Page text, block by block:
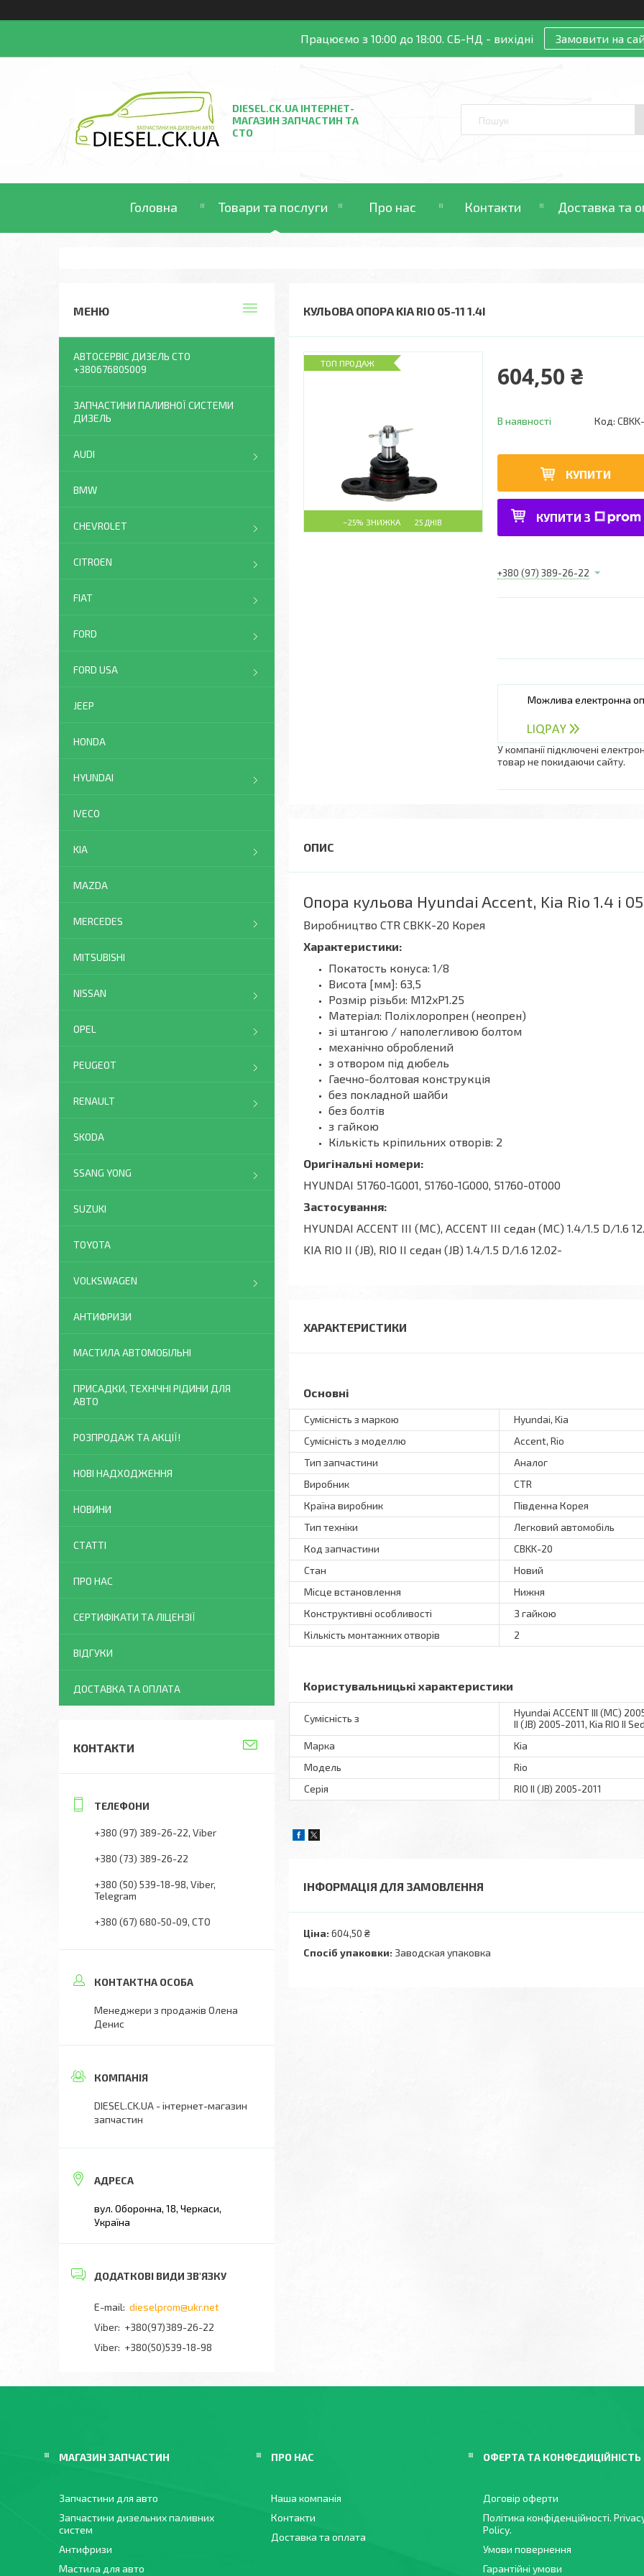
Працюємо з 10:00 до 18:00. СБ-НД - вихідні Замовити на
DIESEL.CK.UA ІНТЕРНЕТ-
МАГАЗИН ЗАПЧАСТИН ТА
СТО
Головна Товари та послуги Про нас Контакти Доставка та
КУЛЬОВА ОПОРА KIA RIO 05-11 1.4I
–25% 25 ДНІВ
ТОП ПРОДАЖ 604,50 ₴
В наявності Код:
КУПИТИ
КУПИТИ З
+380 (97) 389-26-22
У компанії підключені
товар не покидаючи сайту.
Опора кульова Hyundai Accent, Kia Rio 1.4 i
Виробництво CTR CBKK-20 Корея
Характеристики:
Покатость конуса: 1/8
Висота [мм]: 63,5
Розмір різьби: M12xP1.25
Матеріал: Поліхлоропрен (неопрен)
зі штангою / наполегливою болтом
механічно оброблений
з отвором під дюбель
Гаечно-болтовая конструкція
без покладной шайби
без болтів
з гайкою
Кількість кріпильних отворів: 2
Оригінальні номери:
HYUNDAI 51760-1G001, 51760-1G000, 51760-0T000
Застосування:
HYUNDAI ACCENT III (MC), ACCENT III седан (MC) 1.4/1.5 D/1.6
KIA RIO II (JB), RIO II седан (JB) 1.4/1.5 D/1.6 12.02-
ХАРАКТЕРИСТИКИ
Основні
Сумісність з маркою
Hyundai, Kia
Сумісність з моделлю
Accent, Rio
Тип запчастини
Аналог
Виробник
CTR
Країна виробник
Південна Корея
Тип техніки
Легковий автомобіль
Код запчастини
CBKK-20
Стан
Новий
Місце встановлення
Нижня
Конструктивні особливості
З гайкою
Кількість монтажних отворів
2
Користувальницькі характеристики
Сумісність з
Hyundai ACCENT III (MC)
II (JB) 2005-2011, Kia RIO II
Марка
Kia
Модель
Rio
Серія
RIO II (JB) 2005-2011
ІНФОРМАЦІЯ ДЛЯ ЗАМОВЛЕННЯ
Ціна: 604,50 ₴
Спосіб упаковки: Заводская упаковка
АВТОСЕРВІС ДИЗЕЛЬ СТО
+380676805009
ЗАПЧАСТИНИ ПАЛИВНОЇ СИСТЕМИ
ДИЗЕЛЬ
AUDI
BMW
CHEVROLET
CITROEN
FIAT
FORD
FORD USA
JEEP
HONDA
HYUNDAI
IVECO
KIA
MAZDA
MERCEDES
MITSUBISHI
NISSAN
OPEL
PEUGEOT
RENAULT
SKODA
SSANG YONG
SUZUKI
TOYOTA
VOLKSWAGEN
АНТИФРИЗИ
МАСТИЛА АВТОМОБІЛЬНІ
ПРИСАДКИ, ТЕХНІЧНІ РІДИНИ ДЛЯ
АВТО
РОЗПРОДАЖ ТА АКЦІЇ!
НОВІ НАДХОДЖЕННЯ
НОВИНИ
СТАТТІ
ПРО НАС
СЕРТИФІКАТИ ТА ЛІЦЕНЗІЇ
ВІДГУКИ
ДОСТАВКА ТА ОПЛАТА
КОНТАКТИ
+380 (97) 389-26-22 Viber
+380 (73) 389-26-22
+380 (50) 539-18-98 Viber,
Telegram
+380 (67) 680-50-09 СТО
Менеджери з продажів Олена
Денис
DIESEL.CK.UA - інтернет-магазин
запчастин
вул. Оборонна, 18, Черкаси,
Україна
dieselprom@ukr.net
+380(97)389-26-22
Viber +380(50)539-18-98
МАГАЗИН ЗАПЧАСТИН
Запчастини для авто
Запчастини дизельних паливних
систем
Антифризи
Мастила для авто
ПРО НАС
Наша компанія
Контакти
Доставка та оплата
ОФЕРТА ТА КОНФЕДИЦІЙНІСТЬ
Договір оферти
Політика конфіденційності.
Policy.
Умови повернення
Гарантійні умови